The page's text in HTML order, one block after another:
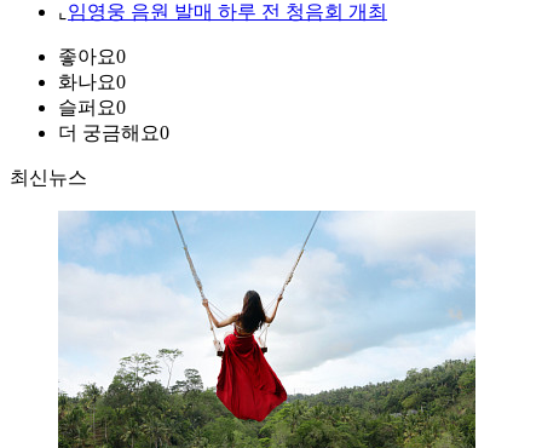
⌞ 임영웅 음원 발매 하루 전 청음회 개최
좋아요0
화나요0
슬퍼요0
더 궁금해요0
최신뉴스